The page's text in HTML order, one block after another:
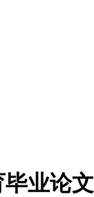
业论文